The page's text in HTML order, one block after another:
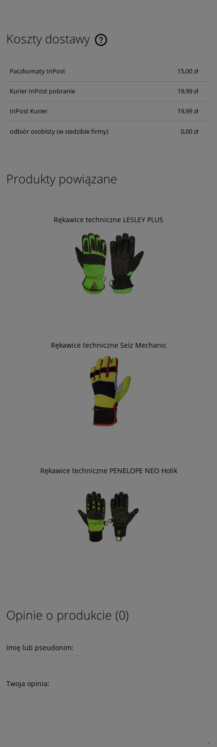
Koszty dostawy
Cena nie zawiera ewentualnych kosztów płatności
Paczkomaty InPost 15,00 zł
Kurier InPost pobranie 19,99 zł
InPost Kurier 19,99 zł
odbiór osobisty(w siedzibie firmy) 0,00 zł
Produkty powiązane
Rękawice techniczne LESLEY PLUS
Rękawice techniczne Seiz Mechanic
Rękawice techniczne PENELOPE NEO Holik
Opinie o produkcie (0)
Imię lub pseudonim:
Twoja opinia: